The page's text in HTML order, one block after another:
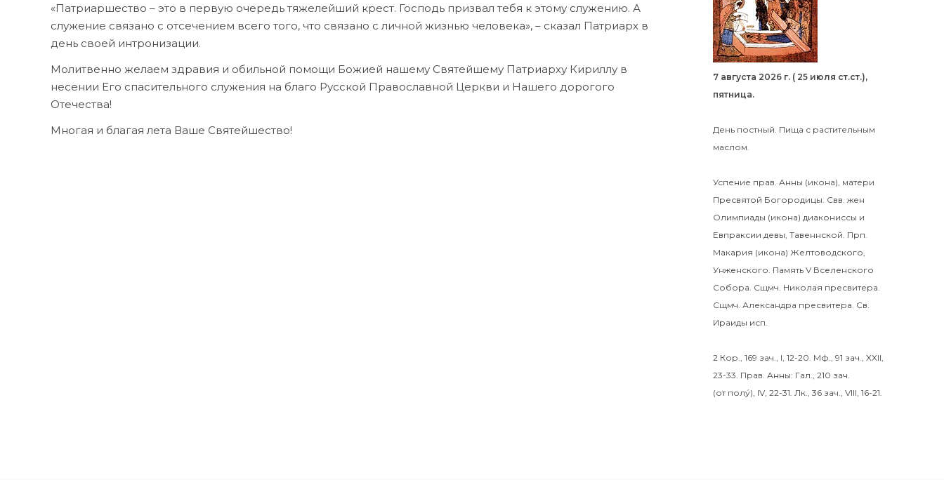
«Патриаршество – это в первую очередь тяжелейший крест. Господь призвал тебя к этому служению. А
служение связано с отсечением всего того, что связано с личной жизнью человека», – сказал Патриарх в
день своей интронизации.
Молитвенно желаем здравия и обильной помощи Божией нашему Святейшему Патриарху Кириллу в
несении Его спасительного служения на благо Русской Православной Церкви и Нашего дорогого
Отечества!
Многая и благая лета Ваше Святейшество!
7 августа 2026 г. ( 25 июля ст.ст.),
пятница.
День постный. Пища с растительным
маслом.
Успение прав. Анны (икона), матери
Пресвятой Богородицы. Свв. жен
Олимпиады (икона) диакониссы и
Евпраксии девы, Тавеннской. Прп.
Макария (икона) Желтоводского,
Унженского. Память V Вселенского
Собора. Сщмч. Николая пресвитера.
Сщмч. Александра пресвитера. Св.
Ираиды исп.
2 Кор., 169 зач., I, 12-20. Мф., 91 зач., XXII,
23-33. Прав. Анны: Гал., 210 зач.
(от полу́), IV, 22-31. Лк., 36 зач., VIII, 16-21.